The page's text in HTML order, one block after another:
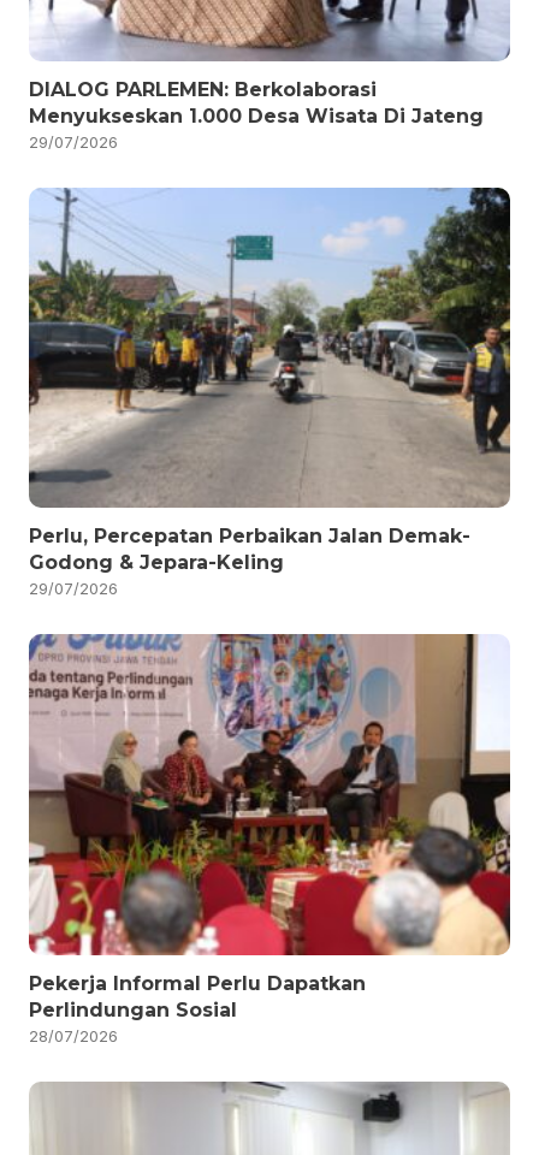
DIALOG PARLEMEN: Berkolaborasi
Menyukseskan 1.000 Desa Wisata Di Jateng
29/07/2026
Perlu, Percepatan Perbaikan Jalan Demak-
Godong & Jepara-Keling
29/07/2026
Pekerja Informal Perlu Dapatkan
Perlindungan Sosial
28/07/2026